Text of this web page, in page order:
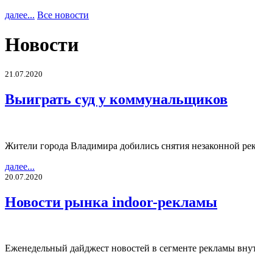
далее... Все новости
Новости
21.07.2020
Выиграть суд у коммунальщиков
Жители города Владимира добились снятия незаконной
далее...
20.07.2020
Новости рынка indoor-рекламы
Еженедельный дайджест новостей в сегменте рекламы